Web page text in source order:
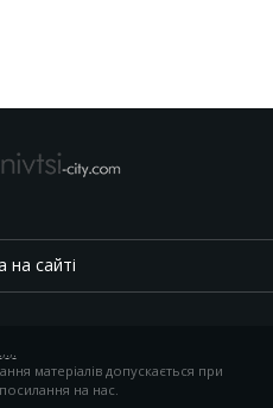
на сайті
.,.,.
матеріалів допускається при
на нас.